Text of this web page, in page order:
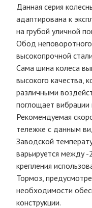
Данная серия
адаптирована к
на грубой уличной
Обод неповоротного
высокопрочной
Сама шина колеса
высокого качества,
различными
поглощает вибрации
Рекомендуемая
тележке с данным
Заводской
варьируется между
крепления
Тормоз,
необходимости
конструкции.